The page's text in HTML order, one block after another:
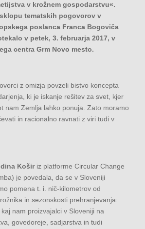
v krožnem gospodarstvu«.
tematskih pogovorov v
poslanca Franca Bogoviča
v petek, 3. februarja 2017, v
centra Grm Novo mesto.
z omizja povzeli bistvo koncepta
ki je iskanje rešitev za svet, kjer
nam Zemlja lahko ponuja. Zato moramo
in racionalno ravnati z viri tudi v
Koširiz platforme Circular Change
je povedala, da se v Sloveniji
pomena t. i. nič-kilometrov od
in sezonskosti prehranjevanja:
nam proizvajalci v Sloveniji na
govedoreje, sadjarstva in tudi